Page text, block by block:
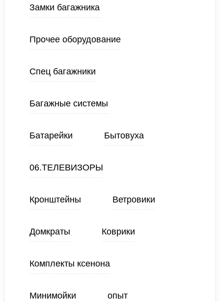
Замки багажника
Прочее оборудование
Спец багажники
Багажные системы
Батарейки Бытовуха
06.ТЕЛЕВИЗОРЫ
Кронштейны Ветровики
Домкраты Коврики
Комплекты ксенона
Минимойки опыт